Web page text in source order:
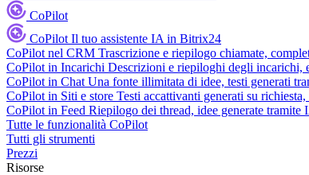
CoPilot
CoPilot Il tuo assistente IA in Bitrix24
CoPilot nel CRM Trascrizione e riepilogo chiamate,
CoPilot in Incarichi Descrizioni e riepiloghi degli incarichi,
CoPilot in Chat Una fonte illimitata di idee, testi generati
CoPilot in Siti e store Testi accattivanti generati su
CoPilot in Feed Riepilogo dei thread, idee generate
Tutte le funzionalità CoPilot
Tutti gli strumenti
Prezzi
Risorse